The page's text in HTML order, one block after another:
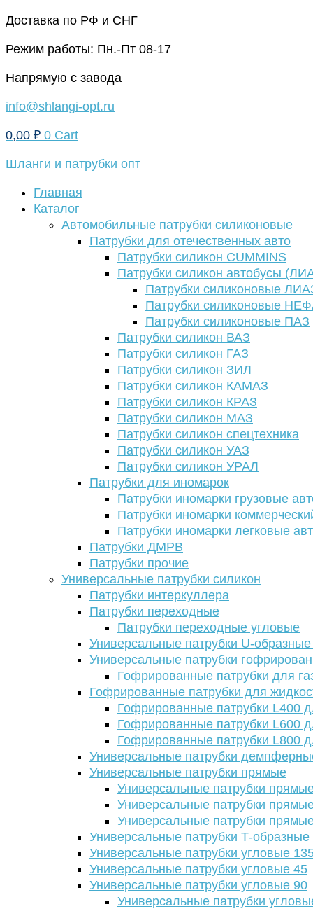
Перейти
содержимому
Доставка по РФ и СНГ
Режим работы: Пн.-Пт 08-17
Напрямую с завода
info@shlangi-opt.ru
0,00 ₽ 0 Cart
Шланги и патрубки опт
Главная
Каталог
Автомобильные патрубки силиконовые
Патрубки для отечественных авто
Патрубки силикон CUMMINS
Патрубки силикон автобусы
Патрубки силиконовые
Патрубки силиконовые
Патрубки силиконовые ПАЗ
Патрубки силикон ВАЗ
Патрубки силикон ГАЗ
Патрубки силикон ЗИЛ
Патрубки силикон КАМАЗ
Патрубки силикон КРАЗ
Патрубки силикон МАЗ
Патрубки силикон спецтехника
Патрубки силикон УАЗ
Патрубки силикон УРАЛ
Патрубки для иномарок
Патрубки иномарки грузовые
Патрубки иномарки
Патрубки иномарки легковые
Патрубки ДМРВ
Патрубки прочие
Универсальные патрубки силикон
Патрубки интеркуллера
Патрубки переходные
Патрубки переходные угловые
Универсальные патрубки U-
Универсальные патрубки
Гофрированные патрубки для
Гофрированные патрубки для
Гофрированные патрубки L400
Гофрированные патрубки L600
Гофрированные патрубки L800
Универсальные патрубки
Универсальные патрубки прямые
Универсальные патрубки
Универсальные патрубки
Универсальные патрубки
Универсальные патрубки Т-образные
Универсальные патрубки угловые
Универсальные патрубки угловые 45
Универсальные патрубки угловые 90
Универсальные патрубки